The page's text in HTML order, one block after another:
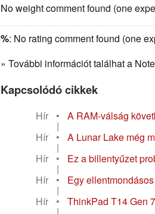
No weight comment found (one
%: No rating comment found (one
» További információt találhat a
Kapcsolódó cikkek
Hír • A RAM-válság
|
Hír
• A Lunar Lake még
|
Hír
• Ez a billentyűzet
|
Hír
• Egy
|
Hír
• ThinkPad T14 Gen
|